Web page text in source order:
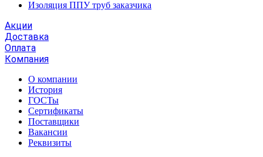
Изоляция ППУ труб заказчика
Акции
Доставка
Оплата
Компания
О компании
История
ГОСТы
Сертификаты
Поставщики
Вакансии
Реквизиты